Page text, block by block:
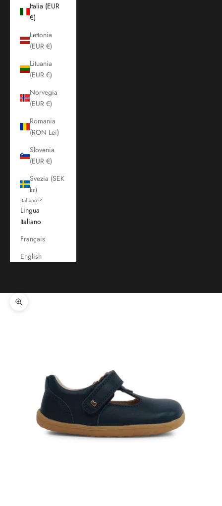
Italia (EUR
€)
Lettonia
(EUR €)
Lituania
(EUR €)
Norvegia
(EUR €)
Romania
(RON Lei)
Slovenia
(EUR €)
Svezia (SEK
kr)
Italiano
Lingua
Italiano
Français
English
Ingrandisci immagine